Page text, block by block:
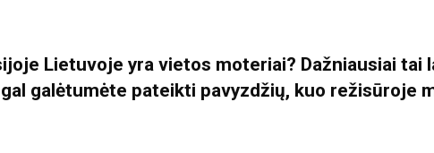
Lietuvoje yra vietos moteriai? Dažniausiai tai
galėtumėte pateikti pavyzdžių, kuo režisūroje